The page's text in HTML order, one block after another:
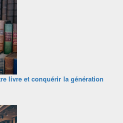
livre et conquérir la génération